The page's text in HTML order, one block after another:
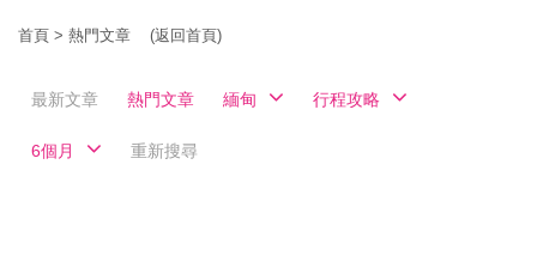
首頁 > 熱門文章 (返回首頁)
最新文章 熱門文章 緬甸 行程攻略
6個月 重新搜尋